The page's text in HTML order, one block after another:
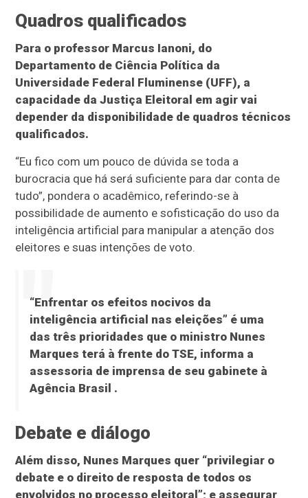
Quadros qualificados
Para o professor Marcus Ianoni, do
Departamento de Ciência Política da
Universidade Federal Fluminense (UFF), a
capacidade da Justiça Eleitoral em agir vai
depender da disponibilidade de quadros técnicos
qualificados.
“Eu fico com um pouco de dúvida se toda a
burocracia que há será suficiente para dar conta de
tudo”, pondera o acadêmico, referindo-se à
possibilidade de aumento e sofisticação do uso da
inteligência artificial para manipular a atenção dos
eleitores e suas intenções de voto.
“Enfrentar os efeitos nocivos da
inteligência artificial nas eleições” é uma
das três prioridades que o ministro Nunes
Marques terá à frente do TSE, informa a
assessoria de imprensa de seu gabinete à
Agência Brasil .
Debate e diálogo
Além disso, Nunes Marques quer “privilegiar o
debate e o direito de resposta de todos os
envolvidos no processo eleitoral”; e assegurar